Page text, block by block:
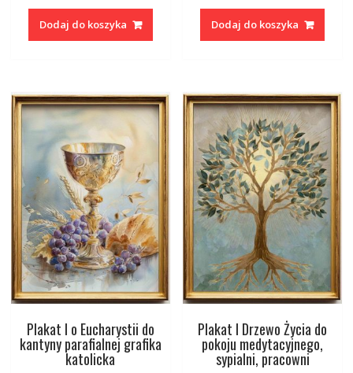
Dodaj do koszyka Dodaj do koszyka
Plakat I o Eucharystii do
kantyny parafialnej grafika
katolicka
Plakat I Drzewo Życia do
pokoju medytacyjnego,
sypialni, pracowni